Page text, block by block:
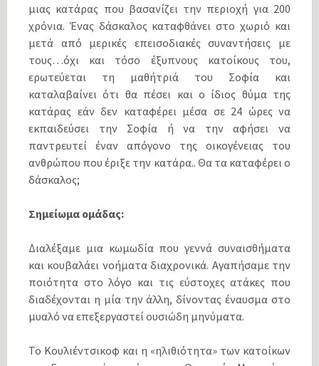
μιας κατάρας που βασανίζει την περιοχή για 200
χρόνια. Ένας δάσκαλος καταφθάνει στο χωριό και
μετά από μερικές επεισοδιακές συναντήσεις με
τους…όχι και τόσο έξυπνους κατοίκους του,
ερωτεύεται τη μαθήτριά του Σοφία και
καταλαβαίνει ότι θα πέσει και ο ίδιος θύμα της
κατάρας εάν δεν καταφέρει μέσα σε 24 ώρες να
εκπαιδεύσει την Σοφία ή να την αφήσει να
παντρευτεί έναν απόγονο της οικογένειας του
ανθρώπου που έριξε την κατάρα.. Θα τα καταφέρει ο
δάσκαλος;
Σημείωμα ομάδας:
Διαλέξαμε μια κωμωδία που γεννά συναισθήματα
και κουβαλάει νοήματα διαχρονικά. Αγαπήσαμε την
ποιότητα στο λόγο και τις εύστοχες ατάκες που
διαδέχονται η μία την άλλη, δίνοντας έναυσμα στο
μυαλό να επεξεργαστεί ουσιώδη μηνύματα.
Το Κουλιέντσικοφ και η «ηλιθιότητα» των κατοίκων